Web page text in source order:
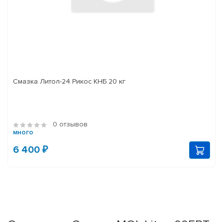
Смазка Литол-24 Рикос КНБ 20 кг
0 отзывов
много
6 400 ₽